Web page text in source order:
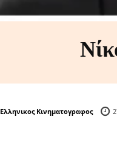
Ελληνικος Κινηματογραφος